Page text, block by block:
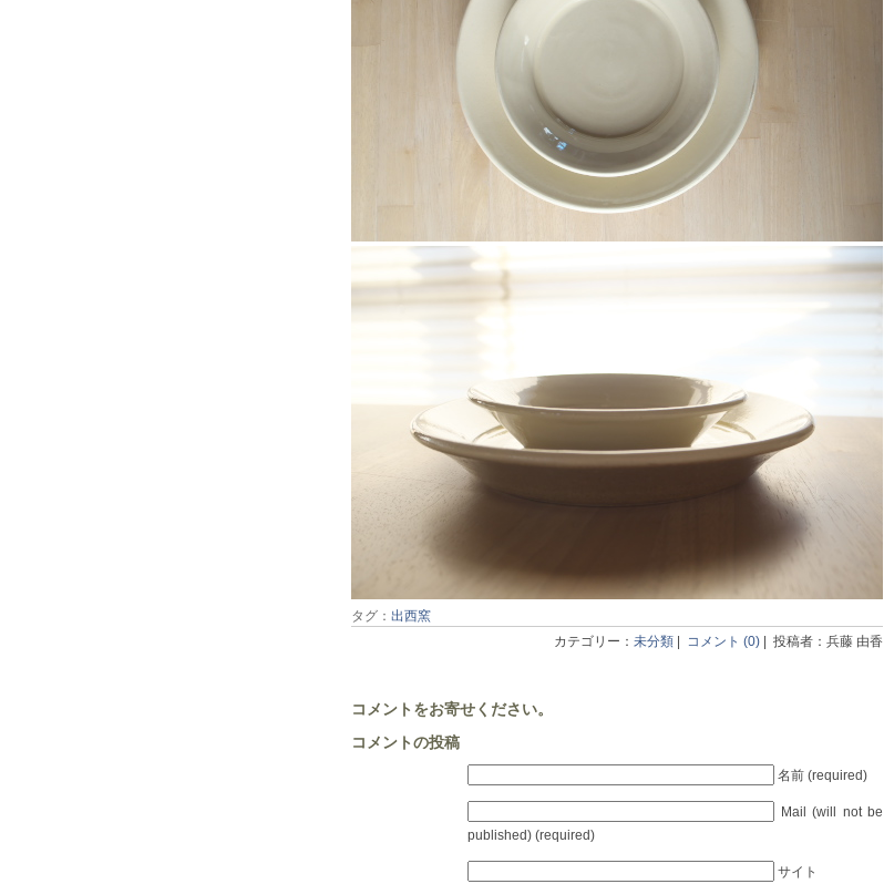
タグ： 出西窯
カテゴリー： 未分類 コメント (0) | 投稿者：兵藤 由香
コメントをお寄せください。
コメントの投稿
名前 (required)
Mail (will not be
published) (required)
サイト